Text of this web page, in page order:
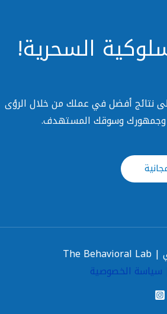
السحرية!
نتائج أفضل في عملك من خلال الرؤى
وجمهورك وسوقك المستهدف.
سياسة الخصوصية